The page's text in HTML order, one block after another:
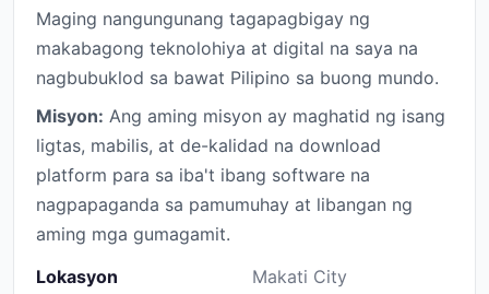
Maging nangungunang tagapagbigay ng
makabagong teknolohiya at digital na saya na
nagbubuklod sa bawat Pilipino sa buong mundo.
Misyon: Ang aming misyon ay maghatid ng isang
ligtas, mabilis, at de-kalidad na download
platform para sa iba't ibang software na
nagpapaganda sa pamumuhay at libangan ng
aming mga gumagamit.
Lokasyon
Makati City